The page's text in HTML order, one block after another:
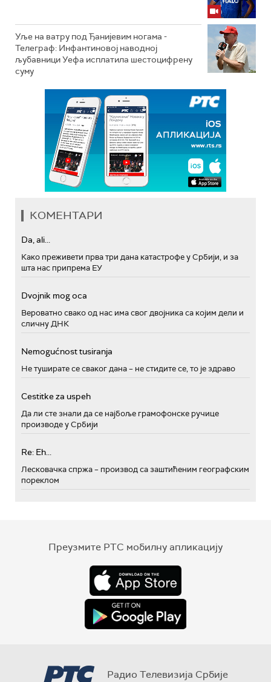
Уље на ватру под Ђанијевим ногама -
Телеграф: Инфантиновој наводној
љубавници Уефа исплатила шестоцифрену
суму
КОМЕНТАРИ
Da, ali...
Како преживети прва три дана катастрофе у Србији, и за
шта нас припрема ЕУ
Dvojnik mog oca
Вероватно свако од нас има свог двојника са којим дели и
сличну ДНК
Nemogućnost tusiranja
Не туширате се сваког дана – не стидите се, то је здраво
Cestitke za uspeh
Да ли сте знали да се најбоље грамофонске ручице
производе у Србији
Re: Eh...
Лесковачка спржа – производ са заштићеним географским
пореклом
Преузмите РТС мобилну апликацију
Радио Телевизија Србије